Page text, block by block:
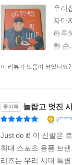
우리
자마
하루
한 순
이 리뷰가 도움이 되었나요?
종이책 놀랍고 멋진
Just do it! 이 신발은
최대 스포츠 용품 브
리즈는 우리 시대 특